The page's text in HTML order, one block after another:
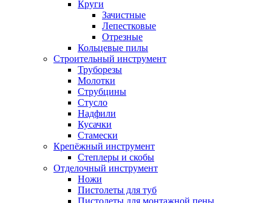
Круги
Зачистные
Лепестковые
Отрезные
Кольцевые пилы
Строительный инструмент
Труборезы
Молотки
Струбцины
Стусло
Надфили
Кусачки
Стамески
Крепёжный инструмент
Степлеры и скобы
Отделочный инструмент
Ножи
Пистолеты для туб
Пистолеты для монтажной пены